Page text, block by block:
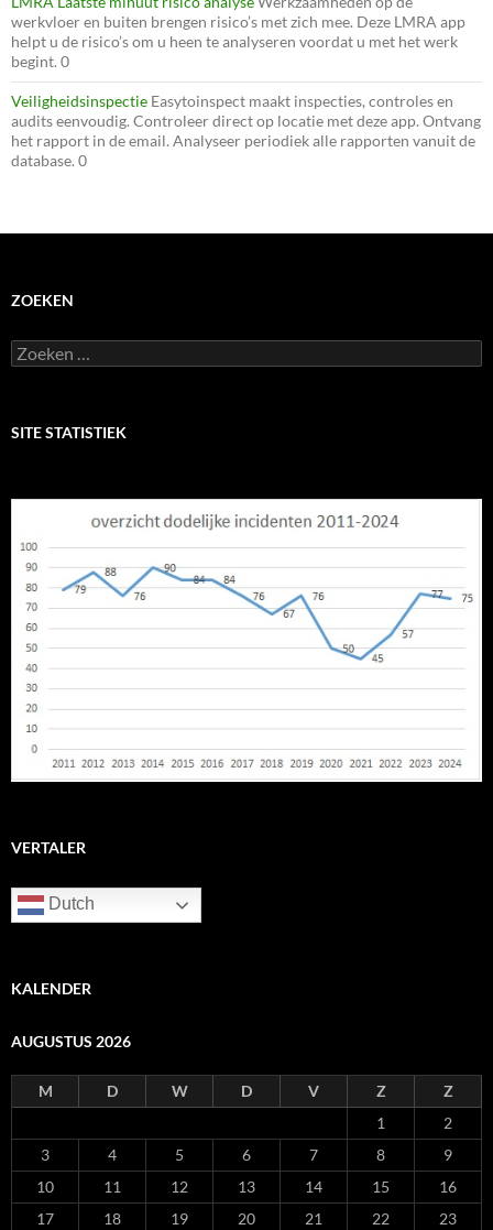
werkvloer en buiten brengen risico’s met zich mee. Deze LMRA app
helpt u de risico’s om u heen te analyseren voordat u met het werk
begint. 0
Veiligheidsinspectie Easytoinspect maakt inspecties, controles en
audits eenvoudig. Controleer direct op locatie met deze app. Ontvang
het rapport in de email. Analyseer periodiek alle rapporten vanuit de
database. 0
ZOEKEN
Zoeken
naar:
SITE STATISTIEK
VERTALER
Dutch
KALENDER
AUGUSTUS 2026
M D W D V Z
Z
1
2
3
4 5 6 7 8
9
10
11 12 13 14 15
16
17
18 19 20 21 22
23